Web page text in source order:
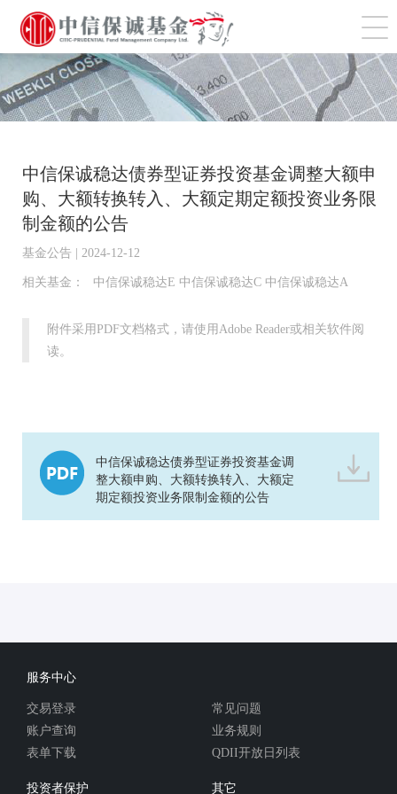
切
中信保诚稳达债券型证券投资基金调整大额申
购、大额转换转入、大额定期定额投资业务限
制金额的公告
基金公告 | 2024-12-12
相关基金： 中信保诚稳达E 中信保诚稳达C 中信保诚稳达A
附件采用PDF文档格式，请使用Adobe Reader或相关软件阅
读。
中信保诚稳达债券型证券投资基金调
整大额申购、大额转换转入、大额定
期定额投资业务限制金额的公告
服务中心
交易登录
账户查询
表单下载
常见问题
业务规则
QDII开放日列表
投资者保护 其它